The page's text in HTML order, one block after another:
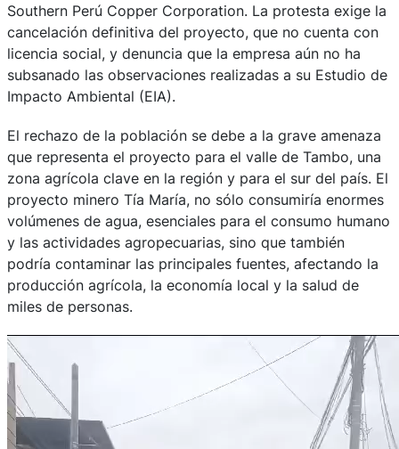
Southern Perú Copper Corporation. La protesta exige la
cancelación definitiva del proyecto, que no cuenta con
licencia social, y denuncia que la empresa aún no ha
subsanado las observaciones realizadas a su Estudio de
Impacto Ambiental (EIA).
El rechazo de la población se debe a la grave amenaza
que representa el proyecto para el valle de Tambo, una
zona agrícola clave en la región y para el sur del país. El
proyecto minero Tía María, no sólo consumiría enormes
volúmenes de agua, esenciales para el consumo humano
y las actividades agropecuarias, sino que también
podría contaminar las principales fuentes, afectando la
producción agrícola, la economía local y la salud de
miles de personas.